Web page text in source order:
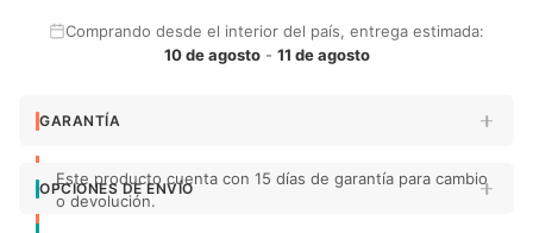
Comprando desde el interior del país, entrega estimada:
10 de agosto- 11 de agosto
GARANTÍA
Este producto cuenta con 15 días de garantía para cambio
o devolución.
OPCIONES DE ENVÍO